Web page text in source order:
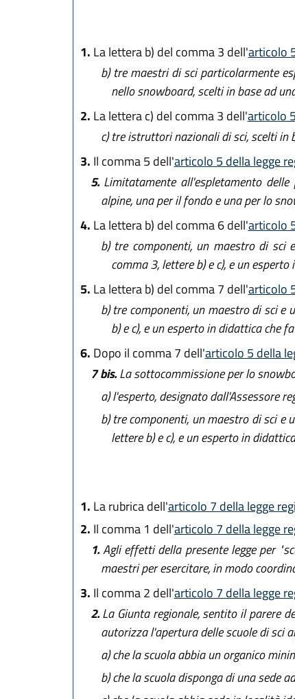
1. La lettera b) del comma 3 dell'articolo
b)tre maestri di sci particolarmente
nello snowboard, scelti in base ad
2. La lettera c) del comma 3 dell'articolo
c)tre istruttori nazionali di sci, scelti in
3. Il comma 5 dell'articolo 5 della legge
5.Limitatamente all'espletamento
alpine, una per il fondo e una per lo
4. La lettera b) del comma 6 dell'articolo
b)tre componenti, un maestro di sci
comma 3, lettere b) e c), e un
5. La lettera b) del comma 7 dell'articolo
b)tre componenti, un maestro di sci e
b) e c), e un esperto in didattica che
6. Dopo il comma 7 dell'articolo 5 della
7 bis.La sottocommissione per lo
a)l'esperto, designato dall'Assessore
b)tre componenti, un maestro di sci e
lettere b) e c), e un esperto in
1. La rubrica dell'articolo 7 della legge
2. Il comma 1 dell'articolo 7 della legge
1.Agli effetti della presente legge per
maestri per esercitare, in modo
3. Il comma 2 dell'articolo 7 della legge
2.La Giunta regionale, sentito il parere
autorizza l'apertura delle scuole di sci
a)che la scuola abbia un organico
b)che la scuola disponga di una sede